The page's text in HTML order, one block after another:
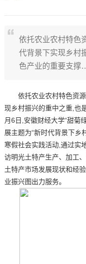
依托农业农村特色
代背景下实现乡村
色产业的重要支撑
依托农业农村特色资
现乡村振兴的重中之重,也
月6日,安徽财经大学“甜菊
展主题为“新时代背景下乡
寒假社会实践活动,通过实
访明光土特产生产、加工
土特产市场发展现状和经
业振兴图出力服务。